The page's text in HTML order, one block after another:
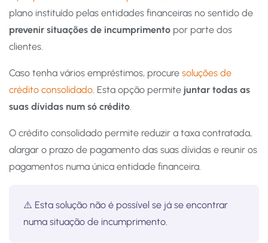
plano instituído pelas entidades financeiras no sentido de
prevenir situações de incumprimento por parte dos
clientes.
Caso tenha vários empréstimos, procure soluções de
crédito consolidado. Esta opção permite juntar todas as
suas dívidas num só crédito.
O crédito consolidado permite reduzir a taxa contratada,
alargar o prazo de pagamento das suas dívidas e reunir os
pagamentos numa única entidade financeira.
⚠️ Esta solução não é possível se já se encontrar
numa situação de incumprimento.